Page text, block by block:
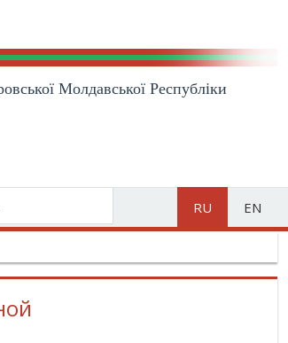
Молдавської Республiки
RU EN